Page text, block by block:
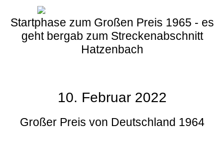
Startphase zum Großen Preis 1965 - es
geht bergab zum Streckenabschnitt
Hatzenbach
10. Februar 2022
Großer Preis von Deutschland 1964